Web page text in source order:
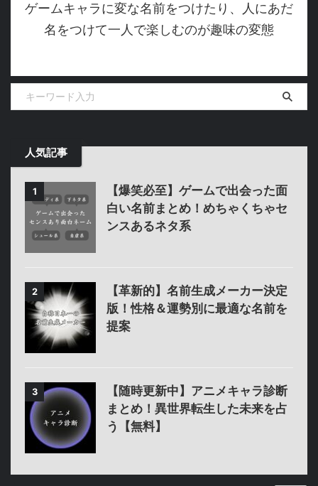
ゲームキャラに変な名前をつけたり、人にあだ
名をつけて一人で楽しむのが趣味の変態
人気記事
1
【爆笑必至】ゲームで出会った面
白い名前まとめ！めちゃくちゃセ
ンスあるネタ系
2
【革新的】名前生成メーカー決定
版！性格＆運勢別に最適な名前を
提案
3
【随時更新中】アニメキャラ診断
まとめ！異世界転生した未来を占
う【無料】